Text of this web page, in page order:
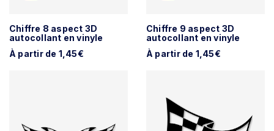
Chiffre 8 aspect 3D
autocollant en vinyle
À partir de 1,45€
Chiffre 9 aspect 3D
autocollant en vinyle
À partir de 1,45€